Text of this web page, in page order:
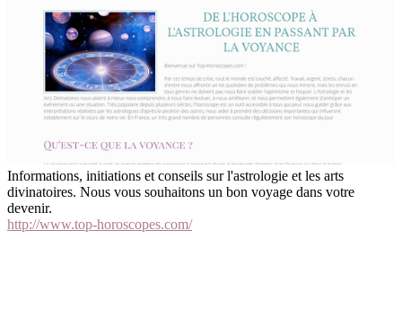
Informations, initiations et conseils sur l'astrologie et les arts
divinatoires. Nous vous souhaitons un bon voyage dans votre
devenir.
http://www.top-horoscopes.com/